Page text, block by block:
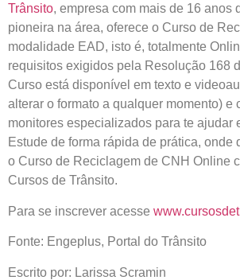
Trânsito, empresa com mais de 16 anos
pioneira na área, oferece o Curso de
modalidade EAD, isto é, totalmente
requisitos exigidos pela Resolução 168
Curso está disponível em texto e
alterar o formato a qualquer momento) e
monitores especializados para te ajudar
Estude de forma rápida de prática, onde
o Curso de Reciclagem de CNH Online
Cursos de Trânsito.
Para se inscrever acesse
Fonte: Engeplus, Portal do Trânsito
Escrito por: Larissa Scramin